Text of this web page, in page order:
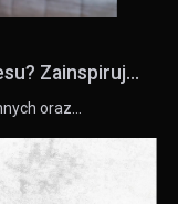
Zainspiruj...
oraz…